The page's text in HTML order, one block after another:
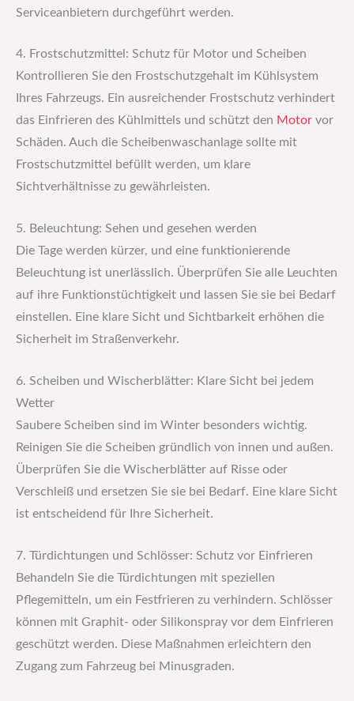
Serviceanbietern durchgeführt werden.
4. Frostschutzmittel: Schutz für Motor und Scheiben
Kontrollieren Sie den Frostschutzgehalt im Kühlsystem
Ihres Fahrzeugs. Ein ausreichender Frostschutz verhindert
das Einfrieren des Kühlmittels und schützt den Motor vor
Schäden. Auch die Scheibenwaschanlage sollte mit
Frostschutzmittel befüllt werden, um klare
Sichtverhältnisse zu gewährleisten.
5. Beleuchtung: Sehen und gesehen werden
Die Tage werden kürzer, und eine funktionierende
Beleuchtung ist unerlässlich. Überprüfen Sie alle Leuchten
auf ihre Funktionstüchtigkeit und lassen Sie sie bei Bedarf
einstellen. Eine klare Sicht und Sichtbarkeit erhöhen die
Sicherheit im Straßenverkehr.
6. Scheiben und Wischerblätter: Klare Sicht bei jedem
Wetter
Saubere Scheiben sind im Winter besonders wichtig.
Reinigen Sie die Scheiben gründlich von innen und außen.
Überprüfen Sie die Wischerblätter auf Risse oder
Verschleiß und ersetzen Sie sie bei Bedarf. Eine klare Sicht
ist entscheidend für Ihre Sicherheit.
7. Türdichtungen und Schlösser: Schutz vor Einfrieren
Behandeln Sie die Türdichtungen mit speziellen
Pflegemitteln, um ein Festfrieren zu verhindern. Schlösser
können mit Graphit- oder Silikonspray vor dem Einfrieren
geschützt werden. Diese Maßnahmen erleichtern den
Zugang zum Fahrzeug bei Minusgraden.